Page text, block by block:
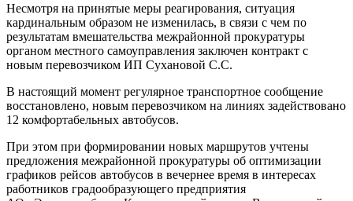
Несмотря на принятые меры реагирования, ситуация
кардинальным образом не изменилась, в связи с чем по
результатам вмешательства межрайонной прокуратуры
органом местного самоуправления заключен контракт с
новым перевозчиком ИП Сухановой С.С.
В настоящий момент регулярное транспортное сообщение
восстановлено, новым перевозчиком на линиях задействовано
12 комфортабельных автобусов.
При этом при формировании новых маршрутов учтены
предложения межрайонной прокуратуры об оптимизации
графиков рейсов автобусов в вечернее время в интересах
работников градообразующего предприятия